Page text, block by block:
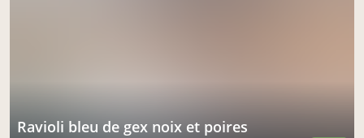
ravioli bleu de gex noix et poires